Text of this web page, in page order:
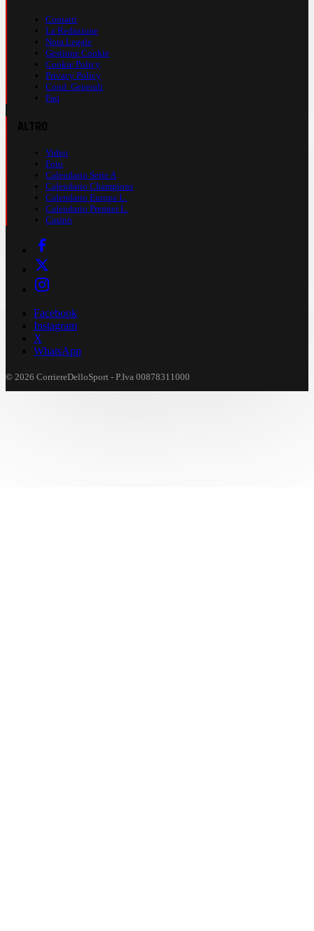
Contatti
La Redazione
Nota Legale
Gestione Cookie
Cookie Policy
Privacy Policy
Cond. Generali
Faq
Video
Foto
Calendario Serie A
Calendario Champions
Calendario Europa L.
Calendario Premier L.
Casinò
Facebook
Instagram
X
WhatsApp
© 2026 CorriereDelloSport - P.Iva 00878311000